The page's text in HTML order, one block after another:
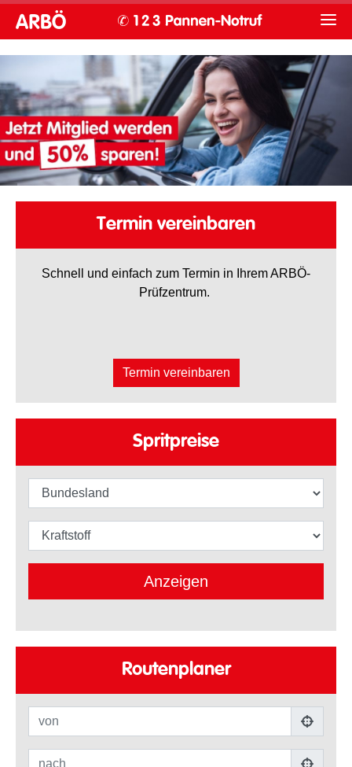
Termin vereinbaren
Schnell und einfach zum Termin in Ihrem ARBÖ-
Prüfzentrum.
Termin vereinbaren
Spritpreise
Bundesland
Kraftstoffart
Anzeigen
Routenplaner